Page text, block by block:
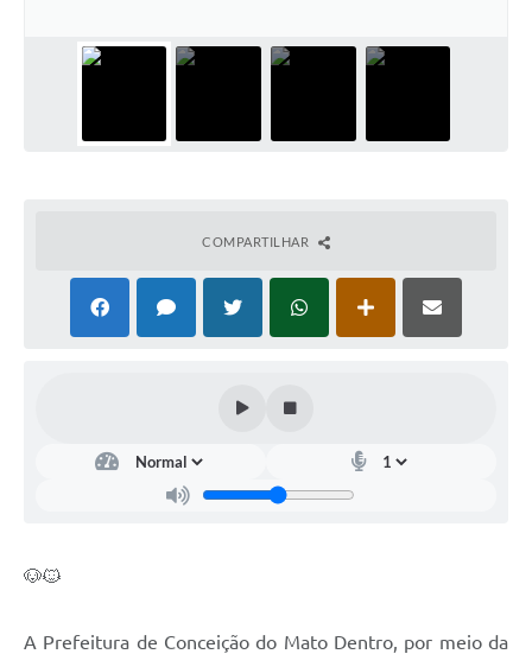
Notificações de Penalidades – Decisões
Notificações Obras e Posturas
Audiências Públicas
Contas Públicas
COMPARTILHAR
🐶🐱
A Prefeitura de Conceição do Mato Dentro, por meio da